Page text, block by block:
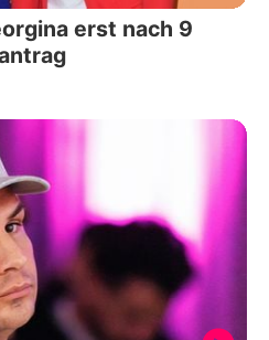
erst nach 9